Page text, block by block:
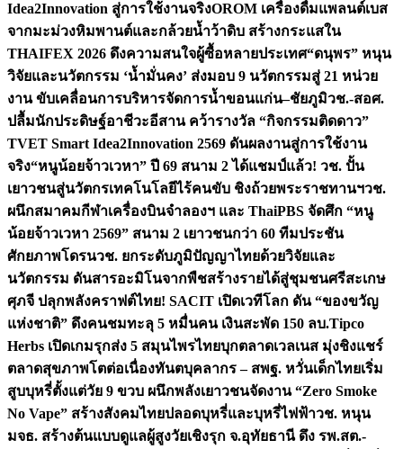
Idea2Innovation สู่การใช้งานจริงOROM เครื่องดื่มแพลนต์เบส
จากมะม่วงหิมพานต์และกล้วยน้ำว้าดิบ สร้างกระแสใน
THAIFEX 2026 ดึงความสนใจผู้ซื้อหลายประเทศ“ดนุพร” หนุน
วิจัยและนวัตกรรม ‘น้ำมั่นคง’ ส่งมอบ 9 นวัตกรรมสู่ 21 หน่วย
งาน ขับเคลื่อนการบริหารจัดการน้ำขอนแก่น–ชัยภูมิวช.-สอศ.
ปลื้มนักประดิษฐ์อาชีวะอีสาน คว้ารางวัล “กิจกรรมติดดาว”
TVET Smart Idea2Innovation 2569 ดันผลงานสู่การใช้งาน
จริง“หนูน้อยจ้าวเวหา” ปี 69 สนาม 2 ได้แชมป์แล้ว! วช. ปั้น
เยาวชนสู่นวัตกรเทคโนโลยีไร้คนขับ ชิงถ้วยพระราชทานฯวช.
ผนึกสมาคมกีฬาเครื่องบินจำลองฯ และ ThaiPBS จัดศึก “หนู
น้อยจ้าวเวหา 2569” สนาม 2 เยาวชนกว่า 60 ทีมประชัน
ศักยภาพโดรนวช. ยกระดับภูมิปัญญาไทยด้วยวิจัยและ
นวัตกรรม ดันสารอะมิโนจากพืชสร้างรายได้สู่ชุมชนศรีสะเกษ
ศุภจี ปลุกพลังคราฟต์ไทย! SACIT เปิดเวทีโลก ดัน “ของขวัญ
แห่งชาติ” ดึงคนชมทะลุ 5 หมื่นคน เงินสะพัด 150 ลบ.Tipco
Herbs เปิดเกมรุกส่ง 5 สมุนไพรไทยบุกตลาดเวลเนส มุ่งชิงแชร์
ตลาดสุขภาพโตต่อเนื่องทันตบุคลากร – สพฐ. หวั่นเด็กไทยเริ่ม
สูบบุหรี่ตั้งแต่วัย 9 ขวบ ผนึกพลังเยาวชนจัดงาน “Zero Smoke
No Vape” สร้างสังคมไทยปลอดบุหรี่และบุหรี่ไฟฟ้าวช. หนุน
มจธ. สร้างต้นแบบดูแลผู้สูงวัยเชิงรุก จ.อุทัยธานี ดึง รพ.สต.-